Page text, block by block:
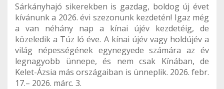
Sárkányhajó sikerekben is gazdag, boldog új évet
kívánunk a 2026. évi szezonunk kezdetén! Igaz még
a van néhány nap a kínai újév kezdetéig, de
közeledik a Túz ló éve. A kínai újév vagy holdújév a
világ népességének egynegyede számára az év
legnagyobb ünnepe, és nem csak Kínában, de
Kelet-Ázsia más országaiban is ünneplik. 2026. febr.
17.– 2026. márc. 3.